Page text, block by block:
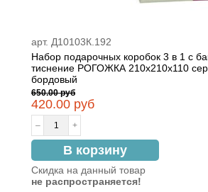
арт. Д10103К.192
Набор подарочных коробок 3 в 1 с
тиснение РОГОЖКА 210x210x110
бордовый
650.00 руб
420.00 руб
– +
В корзину
Скидка на данный товар
не распространяется!